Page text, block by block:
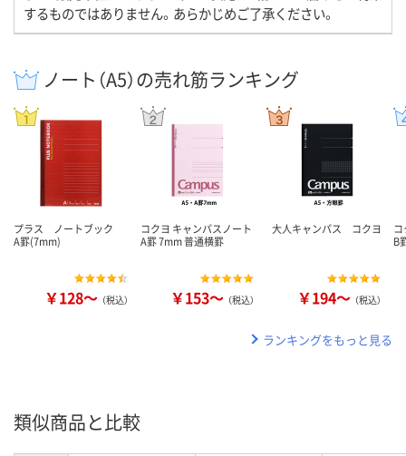
するものではありません。あらかじめご了承ください。
ノート（A5）の売れ筋ランキング
プラス ノートブック
A罫(7mm)
￥128～ （税込）
コクヨ キャンパスノート
A罫 7mm 普通横罫
￥153～ （税込）
大人キャンパス コクヨ
￥194～ （税込）
B
ランキングをもっと見る
類似商品と比較